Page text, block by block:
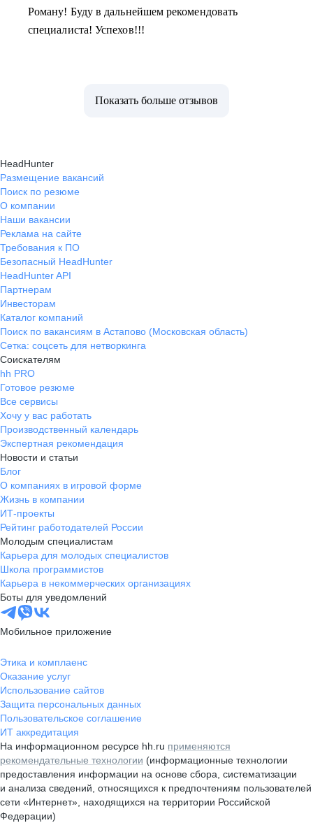
Роману! Буду в дальнейшем рекомендовать
специалиста! Успехов!!!
Показать больше отзывов
HeadHunter
Размещение вакансий
Поиск по резюме
О компании
Наши вакансии
Реклама на сайте
Требования к ПО
Безопасный HeadHunter
HeadHunter API
Партнерам
Инвесторам
Каталог компаний
Поиск по вакансиям в Астапово (Московская область)
Сетка: соцсеть для нетворкинга
Соискателям
hh PRO
Готовое резюме
Все сервисы
Хочу у вас работать
Производственный календарь
Экспертная рекомендация
Новости и статьи
Блог
О компаниях в игровой форме
Жизнь в компании
ИТ-проекты
Рейтинг работодателей России
Молодым специалистам
Карьера для молодых специалистов
Школа программистов
Карьера в некоммерческих организациях
Боты для уведомлений
Мобильное приложение
Этика и комплаенс
Оказание услуг
Использование сайтов
Защита персональных данных
Пользовательское соглашение
ИТ аккредитация
На информационном ресурсе hh.ru применяются
рекомендательные технологии (информационные технологии
предоставления информации на основе сбора, систематизации
и анализа сведений, относящихся к предпочтениям пользователей
сети «Интернет», находящихся на территории Российской
Федерации)